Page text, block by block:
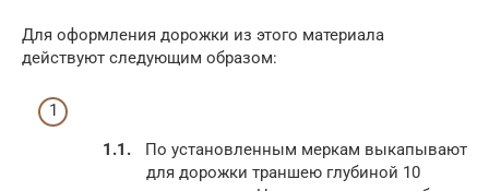
Для оформления дорожки из этого материала
действуют следующим образом:
По установленным меркам выкапывают
для дорожки траншею глубиной 10